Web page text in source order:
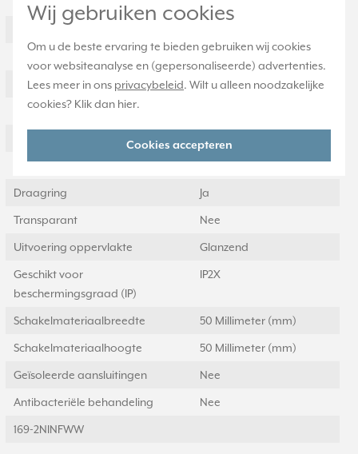
Wij gebruiken cookies
Om u de beste ervaring te bieden gebruiken wij cookies
voor websiteanalyse en (gepersonaliseerde) advertenties.
Lees meer in ons privacybeleid. Wilt u alleen noodzakelijke
cookies? Klik dan hier.
Cookies accepteren
RAL-nummer (vergelijkbaar) 9016
Met stofbescherming Ja
Met opdruk
Incl. connectoren Nee
Draagring Ja
Transparant Nee
Uitvoering oppervlakte Glanzend
Geschikt voor
beschermingsgraad (IP)
IP2X
Schakelmateriaalbreedte 50 Millimeter (mm)
Schakelmateriaalhoogte 50 Millimeter (mm)
Geïsoleerde aansluitingen Nee
Antibacteriële behandeling Nee
169-2NINFWW